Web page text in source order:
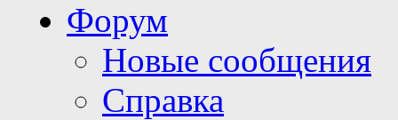
Форум
Новые сообщения
Справка